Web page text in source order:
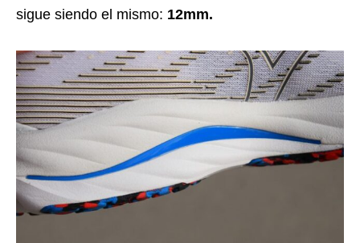
sigue siendo el mismo: 12mm.